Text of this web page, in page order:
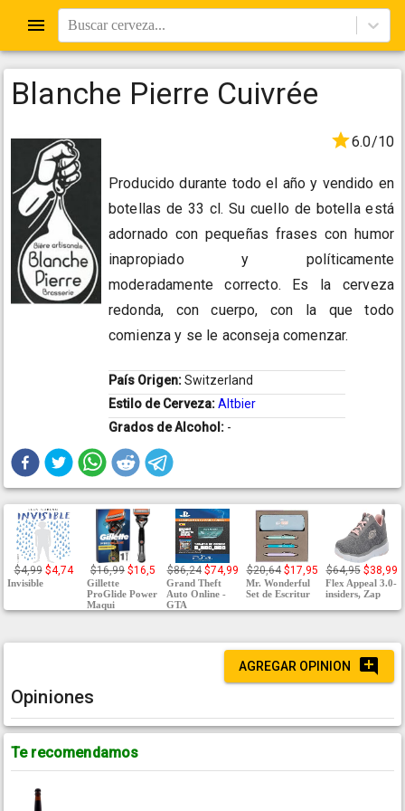
Buscar cerveza...
Blanche Pierre Cuivrée
6.0/10
Producido durante todo el año y vendido en
botellas de 33 cl. Su cuello de botella está
adornado con pequeñas frases con humor
inapropiado y políticamente
moderadamente correcto. Es la cerveza
redonda, con cuerpo, con la que todo
comienza y se le aconseja comenzar.
País Origen:Switzerland
Estilo de Cerveza:Altbier
Grados de Alcohol: -
$4,99 $4,74
Invisible
$16,99 $16,5
Gillette
ProGlide Power
Maqui
$86,24 $74,99
Grand Theft
Auto Online -
GTA
$20,64 $17,95
Mr. Wonderful
Set de Escritur
$64,95 $38,99
Flex Appeal 3.0-
insiders, Zap
AGREGAR OPINION
Opiniones
Te recomendamos